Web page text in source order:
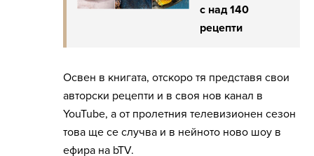
с над 140
рецепти
Освен в книгата, отскоро тя представя свои
авторски рецепти и в своя нов канал в
YouTube, а от пролетния телевизионен сезон
това ще се случва и в нейното ново шоу в
ефира на bTV.